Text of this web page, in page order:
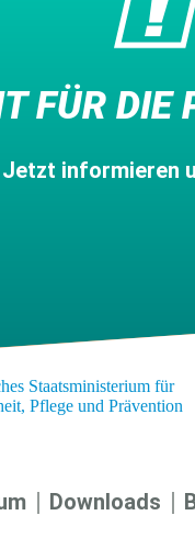
FÜR DIE
Jetzt informieren
Downloads